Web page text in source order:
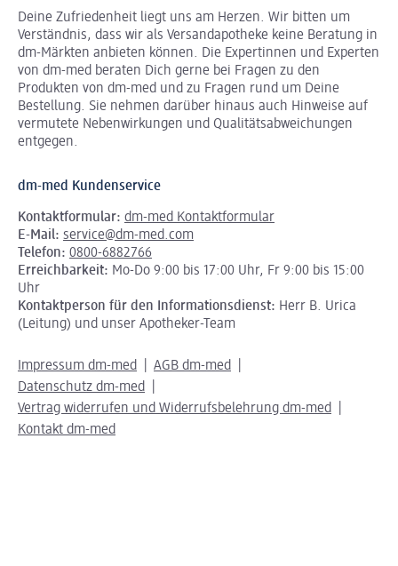
Deine Zufriedenheit liegt uns am Herzen. Wir bitten um
Verständnis, dass wir als Versandapotheke keine Beratung in
dm-Märkten anbieten können. Die Expertinnen und Experten
von dm-med beraten Dich gerne bei Fragen zu den
Produkten von dm-med und zu Fragen rund um Deine
Bestellung. Sie nehmen darüber hinaus auch Hinweise auf
vermutete Nebenwirkungen und Qualitätsabweichungen
entgegen.
dm-med Kundenservice
Kontaktformular: dm-med Kontaktformular
E-Mail: service@dm-med.com
Telefon: 0800-6882766
Erreichbarkeit: Mo-Do 9:00 bis 17:00 Uhr, Fr 9:00 bis 15:00
Uhr
Kontaktperson für den Informationsdienst: Herr B. Urica
(Leitung) und unser Apotheker-Team
Impressum dm-med
AGB dm-med
Datenschutz dm-med
Vertrag widerrufen und Widerrufsbelehrung dm-med
Kontakt dm-med